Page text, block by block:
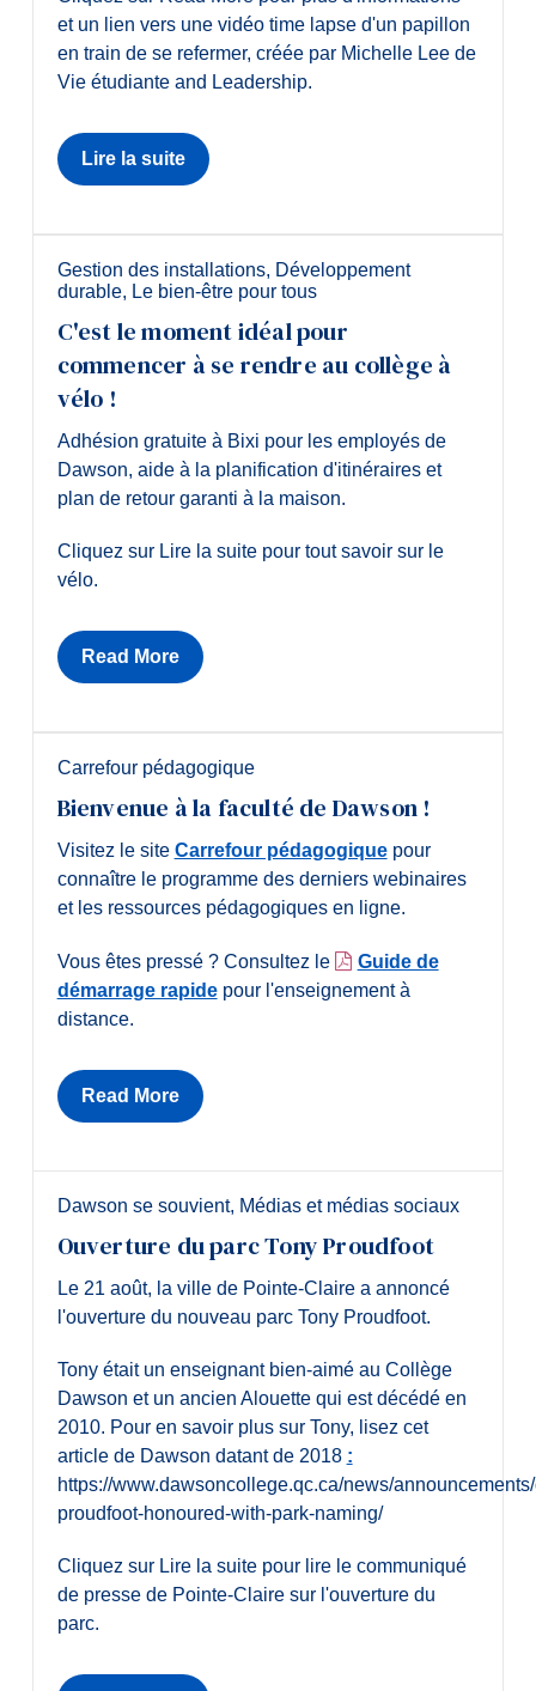
et un lien vers une vidéo time lapse d'un papillon
en train de se refermer, créée par Michelle Lee de
Vie étudiante and Leadership.
Lire la suite
Gestion des installations, Développement
durable, Le bien-être pour tous
C'est le moment idéal pour
commencer à se rendre au collège à
vélo !
Adhésion gratuite à Bixi pour les employés de
Dawson, aide à la planification d'itinéraires et
plan de retour garanti à la maison.
Cliquez sur Lire la suite pour tout savoir sur le
vélo.
Read More
Carrefour pédagogique
Bienvenue à la faculté de Dawson !
Visitez le site Carrefour pédagogiquepour
connaître le programme des derniers webinaires
et les ressources pédagogiques en ligne.
Vous êtes pressé ? Consultez le
Guide de
démarrage rapidepour l'enseignement à
distance.
Read More
Dawson se souvient, Médias et médias sociaux
Ouverture du parc Tony Proudfoot
Le 21 août, la ville de Pointe-Claire a annoncé
l'ouverture du nouveau parc Tony Proudfoot.
Tony était un enseignant bien-aimé au Collège
Dawson et un ancien Alouette qui est décédé en
2010. Pour en savoir plus sur Tony, lisez cet
article de Dawson datant de 2018 :
https://www.dawsoncollege.qc.ca/news/
proudfoot-honoured-with-park-naming/
Cliquez sur Lire la suite pour lire le communiqué
de presse de Pointe-Claire sur l'ouverture du
parc.